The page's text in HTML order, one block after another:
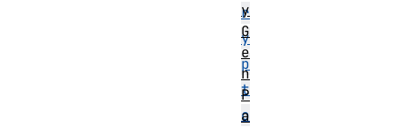
r
y
p
t
o
y
G
e
n
P
a